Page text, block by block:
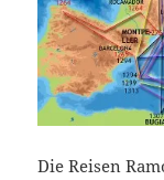
Die Reisen